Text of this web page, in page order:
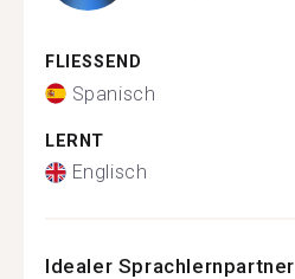
FLIESSEND
Spanisch
LERNT
Englisch
Idealer Sprachlernpartner